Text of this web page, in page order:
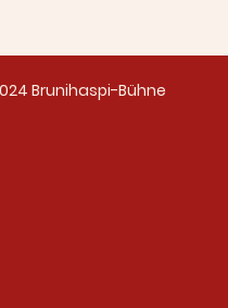
Brunihaspi-Bühne